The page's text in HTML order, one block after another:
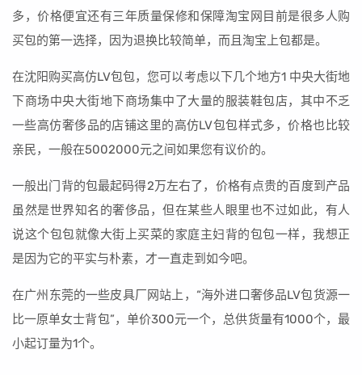
多，价格便宜还有三年质量保修和保障淘宝网目前是很多人购
买包的第一选择，因为退换比较简单，而且淘宝上包都是。
在沈阳购买高仿LV包包，您可以考虑以下几个地方1 中央大街地
下商场中央大街地下商场集中了大量的服装鞋包店，其中不乏
一些高仿奢侈品的店铺这里的高仿LV包包样式多，价格也比较
亲民，一般在5002000元之间如果您有议价的。
一般出门背的包最起码得2万左右了，价格有点贵的百度到产品
虽然是世界知名的奢侈品，但在某些人眼里也不过如此，有人
说这个包包就像大街上买菜的家庭主妇背的包包一样，我想正
是因为它的平实与朴素，才一直走到如今吧。
在广州东莞的一些皮具厂网站上，“海外进口奢侈品LV包货源一
比一原单女士背包”，单价300元一个，总供货量有1000个，最
小起订量为1个。